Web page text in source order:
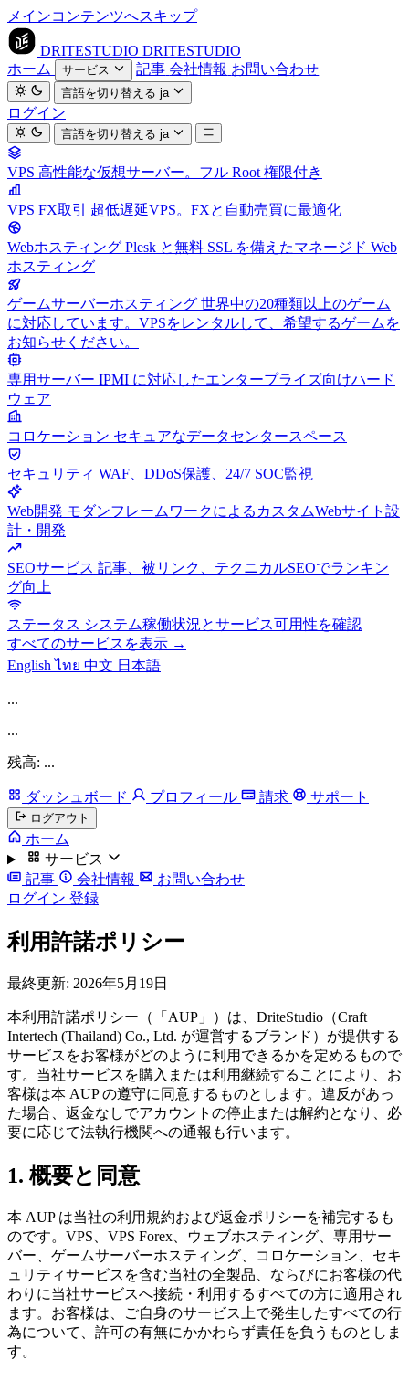
メインコンテンツへスキップ
DRITESTUDIO DRITESTUDIO
ホーム
サービス 記事 会社情報 お問い合わせ
言語を切り替える ja
ログイン
言語を切り替える ja
VPS 高性能な仮想サーバー。フル Root 権限付き
VPS FX取引 超低遅延VPS。FXと自動売買に最適化
Webホスティング Plesk と無料 SSL を備えたマネージド Web
ホスティング
ゲームサーバーホスティング 世界中の20種類以上のゲーム
に対応しています。VPSをレンタルして、希望するゲームを
お知らせください。
専用サーバー IPMI に対応したエンタープライズ向けハード
ウェア
コロケーション セキュアなデータセンタースペース
セキュリティ WAF、DDoS保護、24/7 SOC監視
Web開発 モダンフレームワークによるカスタムWebサイト設
計・開発
SEOサービス 記事、被リンク、テクニカルSEOでランキン
グ向上
ステータス システム稼働状況とサービス可用性を確認
すべてのサービスを表示 →
Englishไทย 中文 日本語
...
...
残高: ...
ダッシュボード プロフィール 請求 サポート
ログアウト
ホーム
サービス
記事
会社情報
お問い合わせ
ログイン 登録
利用許諾ポリシー
最終更新: 2026年5月19日
本利用許諾ポリシー（「AUP」）は、DriteStudio（Craft
Intertech (Thailand) Co., Ltd. が運営するブランド）が提供する
サービスをお客様がどのように利用できるかを定めるもので
す。当社サービスを購入または利用継続することにより、お
客様は本 AUP の遵守に同意するものとします。違反があっ
た場合、返金なしでアカウントの停止または解約となり、必
要に応じて法執行機関への通報も行います。
1. 概要と同意
本 AUP は当社の利用規約および返金ポリシーを補完するも
のです。VPS、VPS Forex、ウェブホスティング、専用サー
バー、ゲームサーバーホスティング、コロケーション、セキ
ュリティサービスを含む当社の全製品、ならびにお客様の代
わりに当社サービスへ接続・利用するすべての方に適用され
ます。お客様は、ご自身のサービス上で発生したすべての行
為について、許可の有無にかかわらず責任を負うものとしま
す。